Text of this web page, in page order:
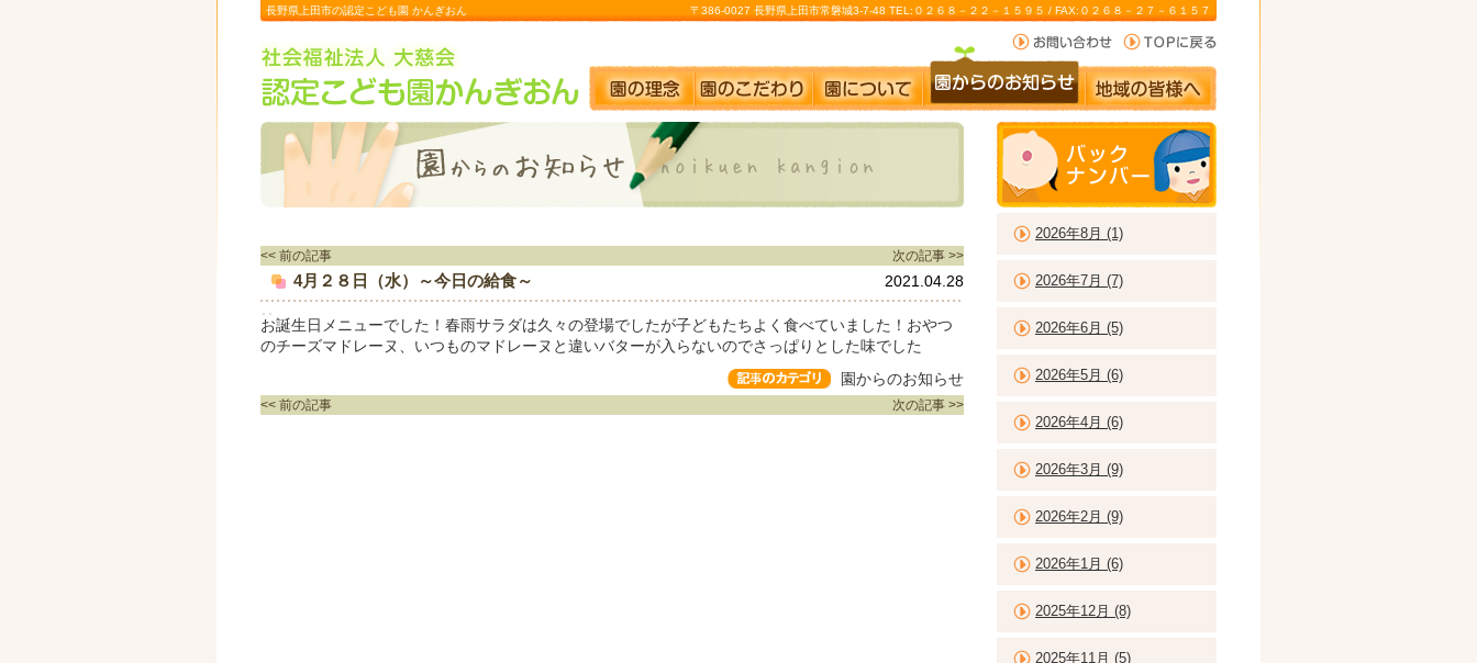
長野県上田市の認定こども園 かんぎおん 〒386-0027 長野県上田市常磐城3-7-48 TEL:０２６８－２２－１５９５ / FAX:０２６８－２７－６１５７
<< 前の記事 次の記事 >>
4月２８日（水）～今日の給食～ 2021.04.28
お誕生日メニューでした！春雨サラダは久々の登場でしたが子どもたちよく食べていました！おやつ
のチーズマドレーヌ、いつものマドレーヌと違いバターが入らないのでさっぱりとした味でした
園からのお知らせ
<< 前の記事 次の記事 >>
2026年8月 (1)
2026年7月 (7)
2026年6月 (5)
2026年5月 (6)
2026年4月 (6)
2026年3月 (9)
2026年2月 (9)
2026年1月 (6)
2025年12月 (8)
2025年11月 (5)